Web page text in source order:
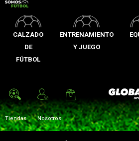
CALZADO
DE
FÚTBOL
ENTRENAMIENTO
Y JUEGO
Global
Tiendas Nosotros